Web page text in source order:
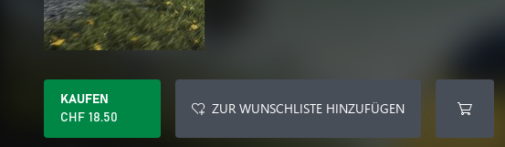
KAUFEN
CHF 18.50
ZUR WUNSCHLISTE HINZUFÜGEN